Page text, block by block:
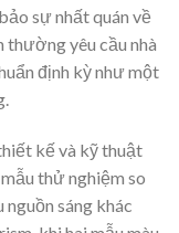
sự nhất quán về
yêu cầu nhà
định kỳ như một
kế và kỹ thuật
thử nghiệm so
sáng khác